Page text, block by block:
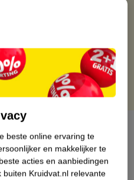
kaart
beste online ervaring te
en makkelijker te
acties en aanbiedingen
Kruidvat.nl relevante